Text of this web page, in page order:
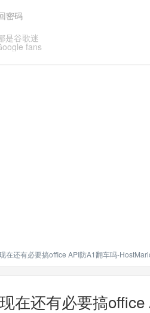
是谷歌迷
fans
密码
在还有必要搞office API防A1翻车吗-
在还有必要搞